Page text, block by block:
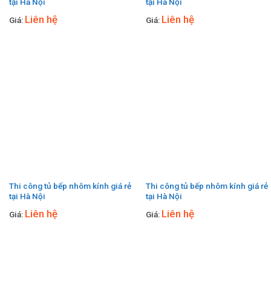
Giá: Liên hệ
Giá: Liên hệ
Thi công tủ bếp nhôm kính giá rẻ
tại Hà Nội
Giá: Liên hệ
Thi công tủ bếp nhôm kính giá rẻ
tại Hà Nội
Giá: Liên hệ